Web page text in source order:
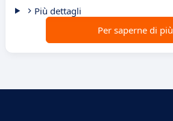
Più dettagli
Per saperne di più